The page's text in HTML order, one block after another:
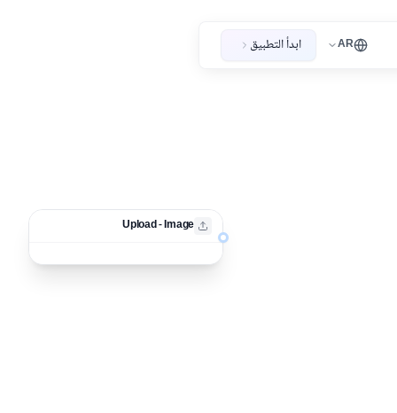
AR ابدأ التطبيق
Upload - Image